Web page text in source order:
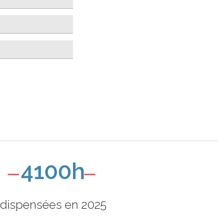
4100h
dispensées en 2025